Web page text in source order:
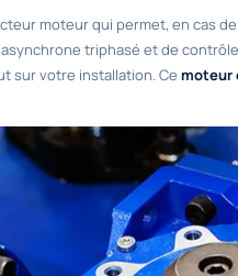
moteur qui permet, en cas
triphasé et de
sur votre installation. Ce moteur